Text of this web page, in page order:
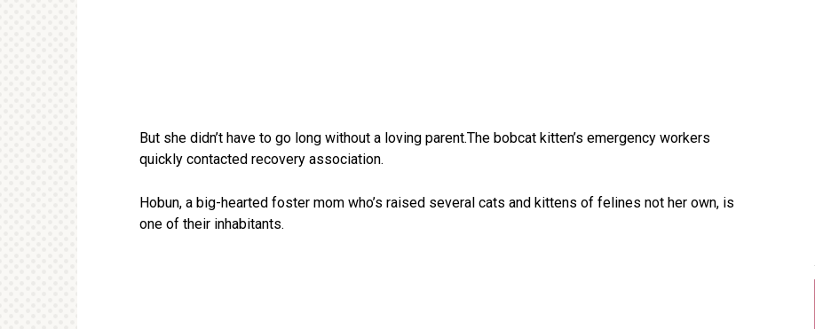
But she didn’t have to go long without a loving parent.The bobcat kitten’s emergency workers
quickly contacted recovery association.
Hobun, a big-hearted foster mom who’s raised several cats and kittens of felines not her own, is
one of their inhabitants.